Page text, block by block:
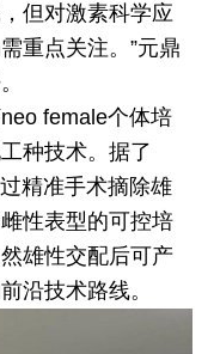
但对激素科学应
重点关注。”元鼎
female个体培
种技术。据了
精准手术摘除雄
性表型的可控培
雄性交配后可产
沿技术路线。